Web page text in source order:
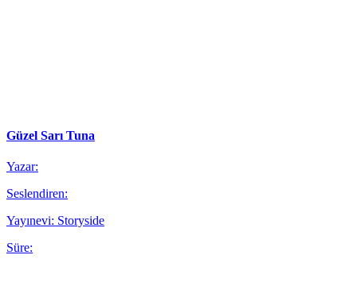
Güzel Sarı Tuna
Yazar:
Seslendiren:
Yayınevi: Storyside
Süre: